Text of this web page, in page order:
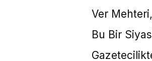
Ver
Bu Bir